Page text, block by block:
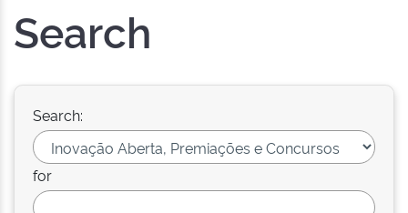
Search
Search:
for